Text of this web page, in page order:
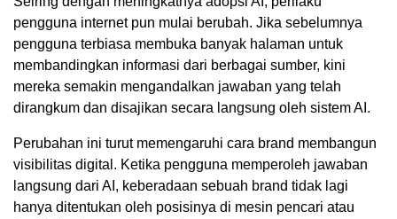
pengguna internet pun mulai berubah. Jika sebelumnya
pengguna terbiasa membuka banyak halaman untuk
membandingkan informasi dari berbagai sumber, kini
mereka semakin mengandalkan jawaban yang telah
dirangkum dan disajikan secara langsung oleh sistem AI.
Perubahan ini turut memengaruhi cara brand membangun
visibilitas digital. Ketika pengguna memperoleh jawaban
langsung dari AI, keberadaan sebuah brand tidak lagi
hanya ditentukan oleh posisinya di mesin pencari atau